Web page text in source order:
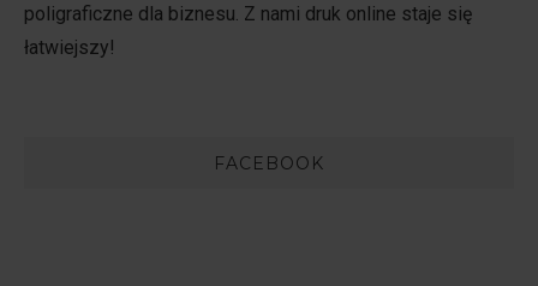
poligraficzne dla biznesu. Z nami druk online staje się
łatwiejszy!
FACEBOOK